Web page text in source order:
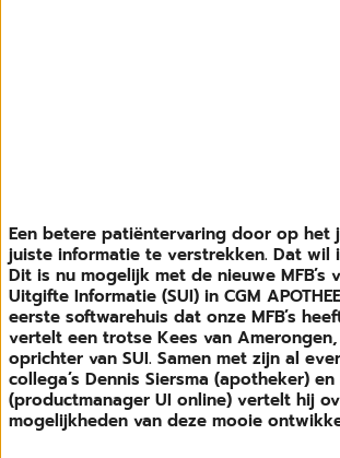
Een betere patiëntervaring door op het
juiste informatie te verstrekken. Dat wil
Dit is nu mogelijk met de nieuwe MFB’s
Uitgifte Informatie (SUI) in CGM
eerste softwarehuis dat onze MFB’s
vertelt een trotse Kees van
oprichter van SUI. Samen met zijn al
collega’s Dennis Siersma (apotheker)
(productmanager UI online) vertelt hij
mogelijkheden van deze mooie